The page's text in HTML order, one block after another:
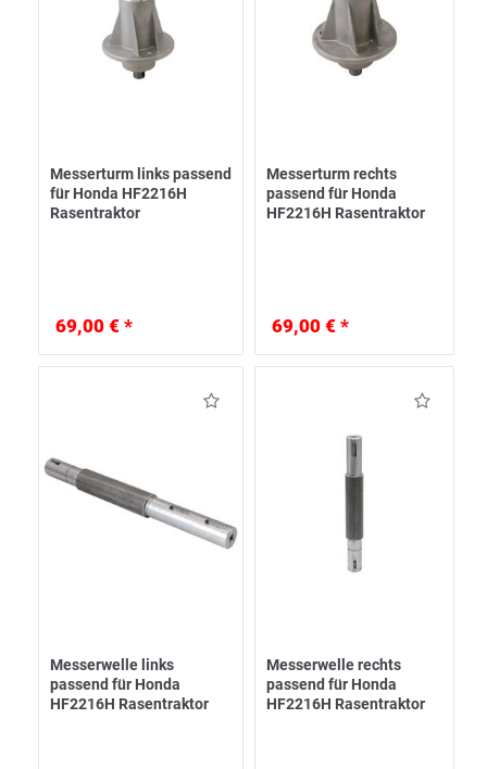
Messerturm links passend
für Honda HF2216H
Rasentraktor
69,00 € *
Messerturm rechts
passend für Honda
HF2216H Rasentraktor
69,00 € *
Messerwelle links
passend für Honda
HF2216H Rasentraktor
Messerwelle rechts
passend für Honda
HF2216H Rasentraktor